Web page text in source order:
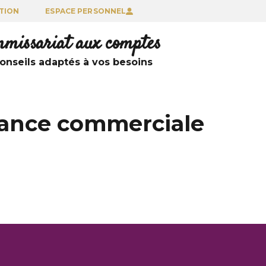
ESPACE PERSONNEL
aux comptes
adaptés à vos besoins
commerciale